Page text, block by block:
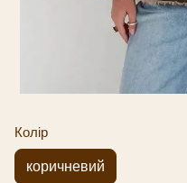
Колір
коричневий